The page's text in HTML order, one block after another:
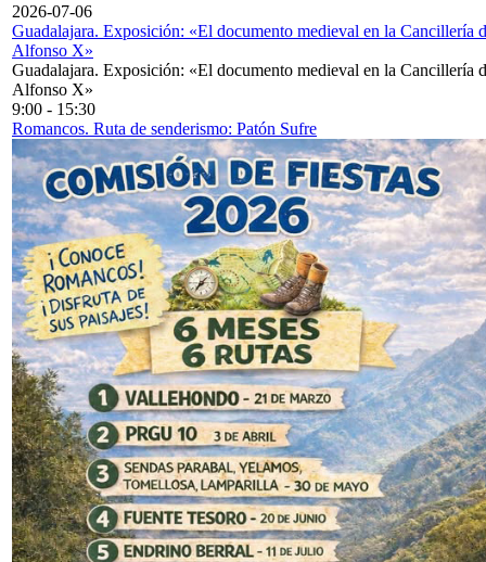
2026-07-06
Guadalajara. Exposición: «El documento medieval en la Cancillería
Alfonso X»
Guadalajara. Exposición: «El documento medieval en la Cancillería
Alfonso X»
9:00 - 15:30
Romancos. Ruta de senderismo: Patón Sufre